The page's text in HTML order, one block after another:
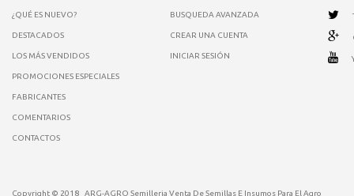
¿QUÉ ES NUEVO?
DESTACADOS
LOS MÁS VENDIDOS
PROMOCIONES ESPECIALES
FABRICANTES
COMENTARIOS
CONTACTOS
BUSQUEDA AVANZADA
CREAR UNA CUENTA
INICIAR SESIÓN
Copyright © 2018
ARG-AGRO Semilleria Venta De Semillas E Insumos Para El Agro